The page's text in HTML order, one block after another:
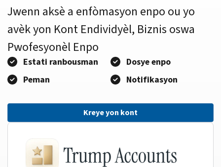
Jwenn aksè a enfòmasyon enpo ou yo
avèk yon Kont Endividyèl, Biznis oswa
Pwofesyonèl Enpo
Estati ranbousman
Dosye enpo
Peman
Notifikasyon
Kreye yon kont